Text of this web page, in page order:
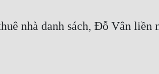
nhà danh sách, Đỗ Vân liền